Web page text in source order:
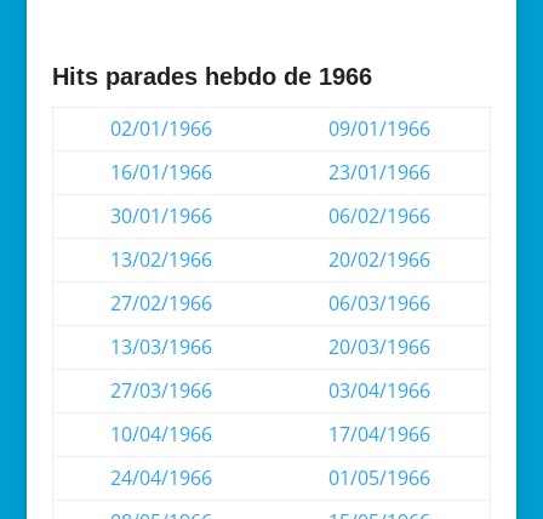
Hits parades hebdo de 1966
02/01/1966
09/01/1966
16/01/1966
23/01/1966
30/01/1966
06/02/1966
13/02/1966
20/02/1966
27/02/1966
06/03/1966
13/03/1966
20/03/1966
27/03/1966
03/04/1966
10/04/1966
17/04/1966
24/04/1966
01/05/1966